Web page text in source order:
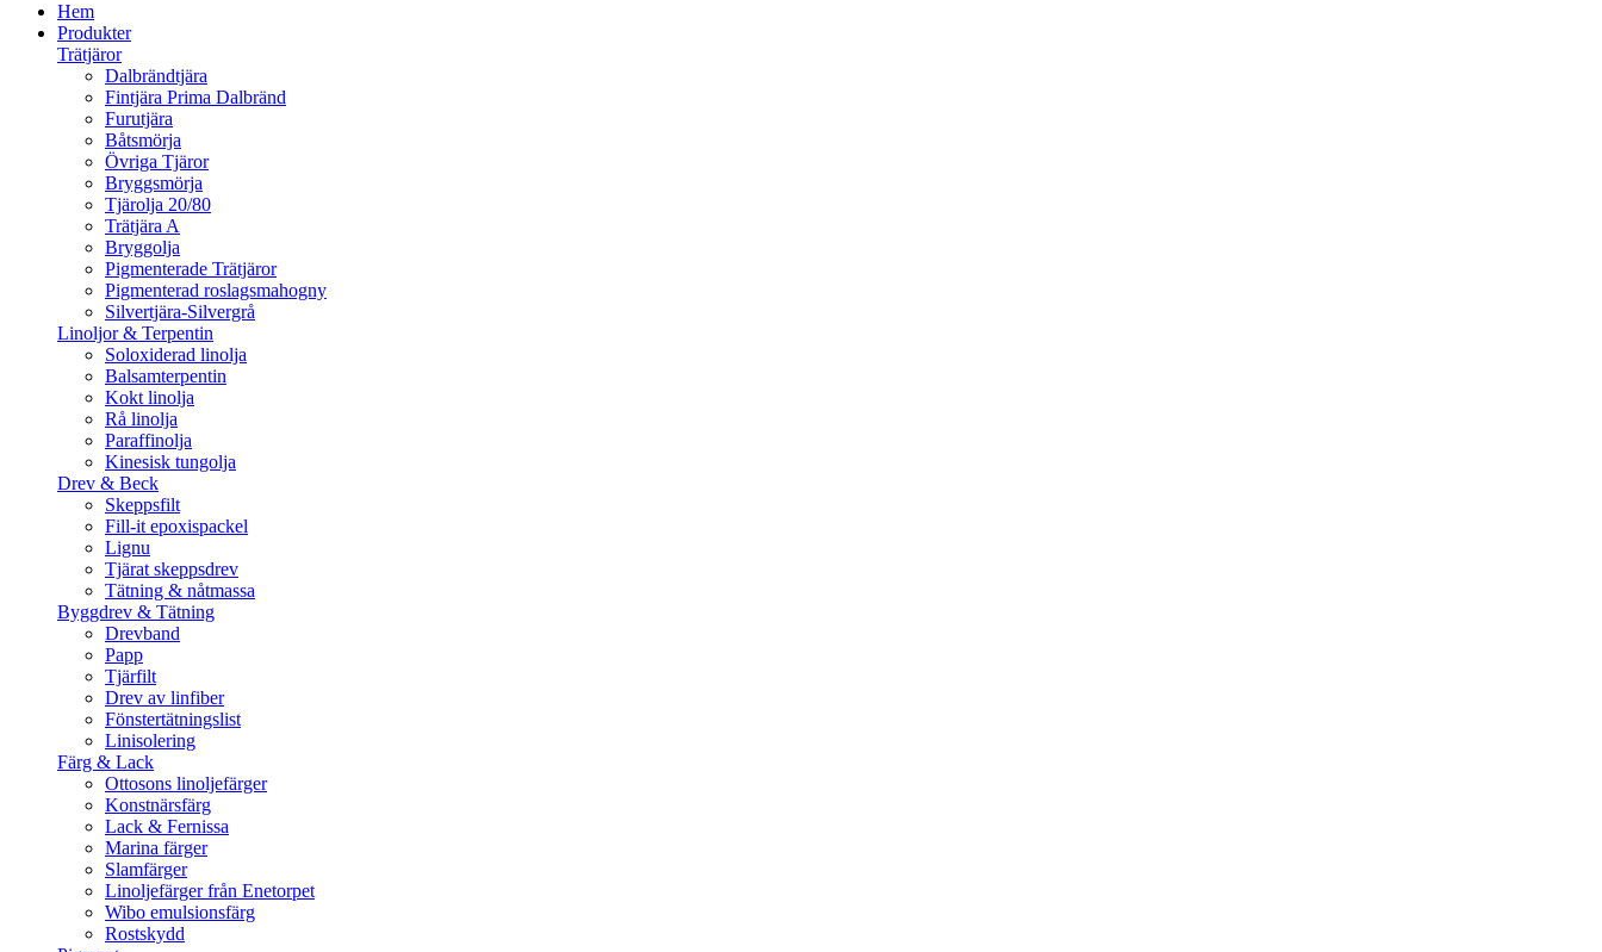
Hem
Produkter
Trätjäror
Dalbrändtjära
Fintjära Prima Dalbränd
Furutjära
Båtsmörja
Övriga Tjäror
Bryggsmörja
Tjärolja 20/80
Trätjära A
Bryggolja
Pigmenterade Trätjäror
Pigmenterad roslagsmahogny
Silvertjära-Silvergrå
Linoljor & Terpentin
Soloxiderad linolja
Balsamterpentin
Kokt linolja
Rå linolja
Paraffinolja
Kinesisk tungolja
Drev & Beck
Skeppsfilt
Fill-it epoxispackel
Lignu
Tjärat skeppsdrev
Tätning & nåtmassa
Byggdrev & Tätning
Drevband
Papp
Tjärfilt
Drev av linfiber
Fönstertätningslist
Linisolering
Färg & Lack
Ottosons linoljefärger
Konstnärsfärg
Lack & Fernissa
Marina färger
Slamfärger
Linoljefärger från Enetorpet
Wibo emulsionsfärg
Rostskydd